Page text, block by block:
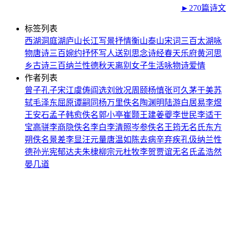
►270篇诗文
标签列表
西湖洞庭湖庐山长江写景抒情衡山泰山宋词三百太湖 咏
物唐诗三百婉约抒怀写人送别 思念诗经春天乐府黄河思
乡古诗三百纳兰性德秋天离别 女子生活咏物诗爱情
作者列表
曾子孔子宋江虞俦阎选刘攽况周颐杨慎张可久茅于美苏
轼毛泽东屈原谭嗣同杨万里佚名 陶渊明 陆游白居易李煜
王安石孟子韩愈佚名郭小亭崔颢王建姜夔李世民李适干
宝高骈李商隐佚名李白李清照岑参佚名 王筠无名氏东方
朔佚名景差李显汪元量唐温如 陈去病辛弃疾孔伋纳兰性
德孙光宪郁达夫朱棣柳宗元杜牧李贺贾谊无名氏孟浩然
晏几道